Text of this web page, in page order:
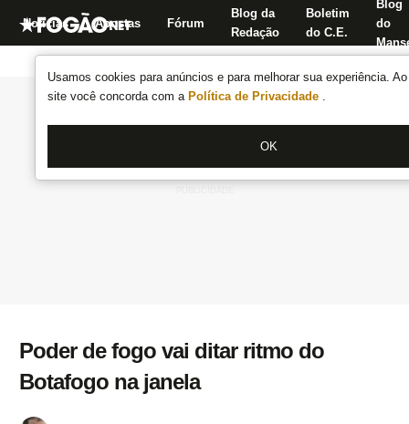
Usamos cookies para anúncios e para melhorar sua experiência.
site você concorda com a Política de Privacidade .
OK
Notícias Apostas Fórum
Blog da
Redação
Boletim
do C.E.
Blog
do
Poder de fogo vai ditar ritmo do
Botafogo na janela